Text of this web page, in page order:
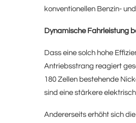
konventionellen Benzin-
Dynamische Fahrleistung
Dass eine solch hohe
Antriebsstrang reagiert
180 Zellen bestehende
sind eine stärkere
Andererseits erhöht sich